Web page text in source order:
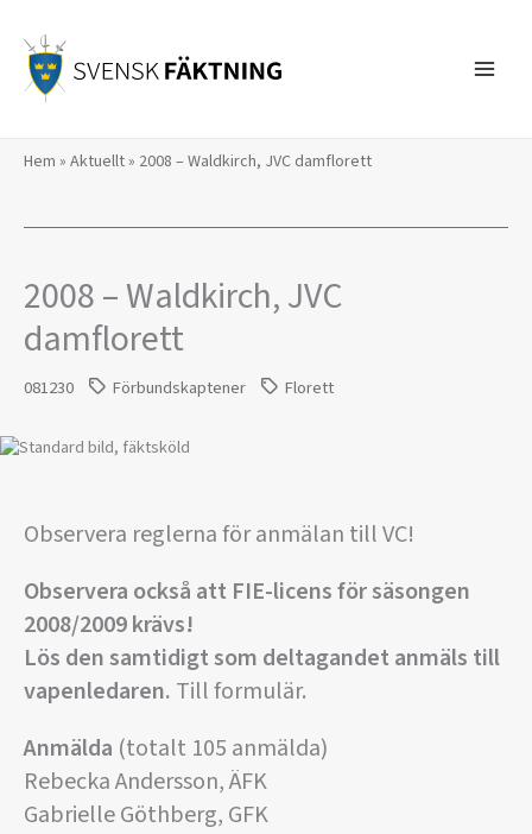
innehåll
Hem » Aktuellt» 2008 – Waldkirch, JVC damflorett
2008 – Waldkirch, JVC
damflorett
081230 Förbundskaptener Florett
Observera reglerna för anmälan till VC!
Observera också att FIE-licens för säsongen
2008/2009 krävs!
Lös den samtidigt som deltagandet anmäls till
vapenledaren. Till formulär.
Anmälda (totalt 105 anmälda)
Rebecka Andersson, ÄFK
Gabrielle Göthberg, GFK